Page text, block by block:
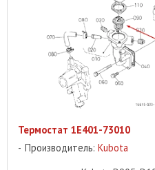
Термостат 1E401-73010
Производитель: Kubota